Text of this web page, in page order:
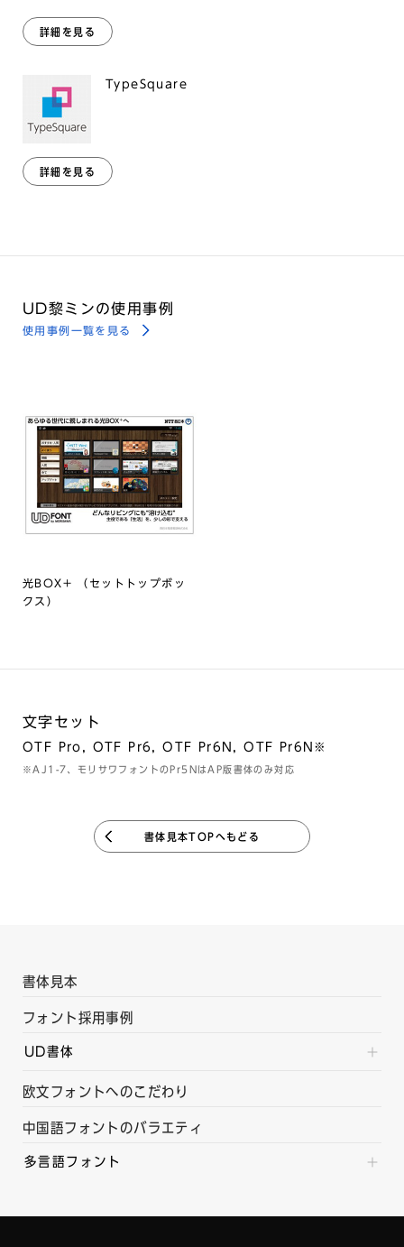
詳細を見る
TypeSquare
詳細を見る
UD黎ミンの使用事例
使用事例一覧を見る
光BOX+ （セットトップボッ
クス）
文字セット
OTF Pro, OTF Pr6, OTF Pr6N, OTF Pr6N※
※AJ1-7、モリサワフォントのPr5NはAP版書体のみ対応
書体見本TOPへもどる
書体見本
フォント採用事例
UD書体
欧文フォントへのこだわり
中国語フォントのバラエティ
多言語フォント